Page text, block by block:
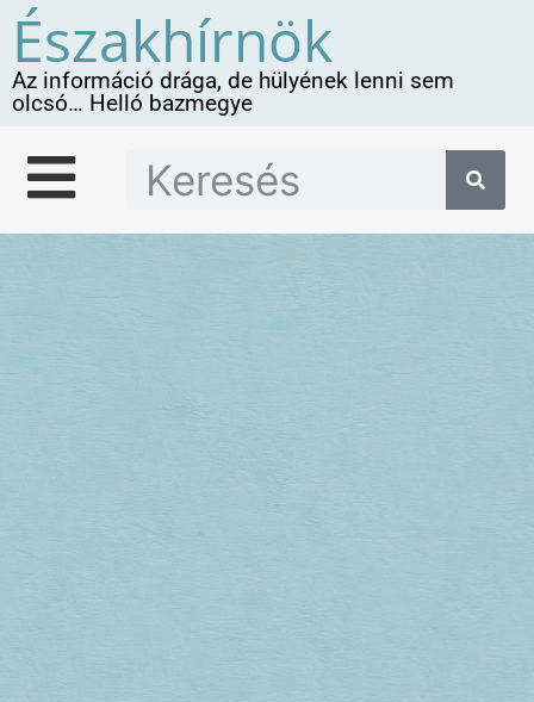
Északhírnök
Az információ drága, de hülyének lenni sem
olcsó… Helló bazmegye